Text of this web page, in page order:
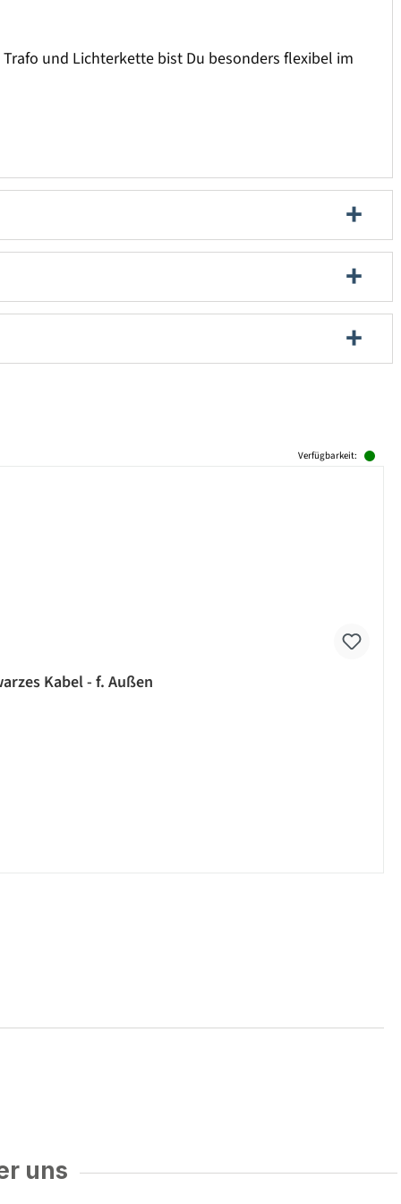
und Lichterkette bist Du besonders flexibel im
Verfügbarkeit:
Kabel - f. Außen
uns